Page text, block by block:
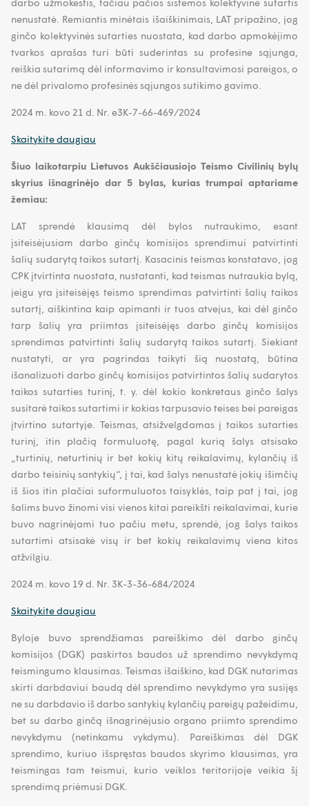
darbo užmokestis, tačiau pačios sistemos kolektyvinė sutartis
nenustatė. Remiantis minėtais išaiškinimais, LAT pripažino, jog
ginčo kolektyvinės sutarties nuostata, kad darbo apmokėjimo
tvarkos aprašas turi būti suderintas su profesine sąjunga,
reiškia sutarimą dėl informavimo ir konsultavimosi pareigos, o
ne dėl privalomo profesinės sąjungos sutikimo gavimo.
2024 m. kovo 21 d. Nr. e3K-7-66-469/2024
Skaitykite daugiau
Šiuo laikotarpiu Lietuvos Aukščiausiojo Teismo Civilinių bylų
skyrius išnagrinėjo dar 5 bylas, kurias trumpai aptariame
žemiau:
LAT sprendė klausimą dėl bylos nutraukimo, esant
įsiteisėjusiam darbo ginčų komisijos sprendimui patvirtinti
šalių sudarytą taikos sutartį. Kasacinis teismas konstatavo, jog
CPK įtvirtinta nuostata, nustatanti, kad teismas nutraukia bylą,
jeigu yra įsiteisėjęs teismo sprendimas patvirtinti šalių taikos
sutartį, aiškintina kaip apimanti ir tuos atvejus, kai dėl ginčo
tarp šalių yra priimtas įsiteisėjęs darbo ginčų komisijos
sprendimas patvirtinti šalių sudarytą taikos sutartį. Siekiant
nustatyti, ar yra pagrindas taikyti šią nuostatą, būtina
išanalizuoti darbo ginčų komisijos patvirtintos šalių sudarytos
taikos sutarties turinį, t. y. dėl kokio konkretaus ginčo šalys
susitarė taikos sutartimi ir kokias tarpusavio teises bei pareigas
įtvirtino sutartyje. Teismas, atsižvelgdamas į taikos sutarties
turinį, itin plačią formuluotę, pagal kurią šalys atsisako
„turtinių, neturtinių ir bet kokių kitų reikalavimų, kylančių iš
darbo teisinių santykių“, į tai, kad šalys nenustatė jokių išimčių
iš šios itin plačiai suformuluotos taisyklės, taip pat į tai, jog
šalims buvo žinomi visi vienos kitai pareikšti reikalavimai, kurie
buvo nagrinėjami tuo pačiu metu, sprendė, jog šalys taikos
sutartimi atsisakė visų ir bet kokių reikalavimų viena kitos
atžvilgiu.
2024 m. kovo 19 d. Nr. 3K-3-36-684/2024
Skaitykite daugiau
Byloje buvo sprendžiamas pareiškimo dėl darbo ginčų
komisijos (DGK) paskirtos baudos už sprendimo nevykdymą
teismingumo klausimas. Teismas išaiškino, kad DGK nutarimas
skirti darbdaviui baudą dėl sprendimo nevykdymo yra susijęs
ne su darbdavio iš darbo santykių kylančių pareigų pažeidimu,
bet su darbo ginčą išnagrinėjusio organo priimto sprendimo
nevykdymu (netinkamu vykdymu). Pareiškimas dėl DGK
sprendimo, kuriuo išspręstas baudos skyrimo klausimas, yra
teismingas tam teismui, kurio veiklos teritorijoje veikia šį
sprendimą priėmusi DGK.